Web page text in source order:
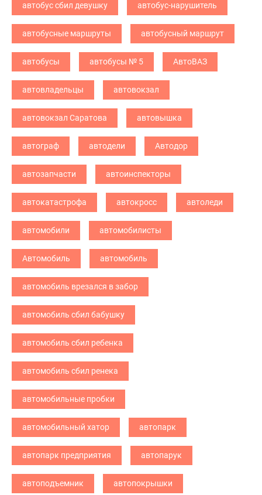
автобус сбил девушку автобус-нарушитель
автобусные маршруты автобусный маршрут
автобусы автобусы № 5 АвтоВАЗ
автовладельцы автовокзал
автовокзал Саратова автовышка
автограф автодели Автодор
автозапчасти автоинспекторы
автокатастрофа автокросс автоледи
автомобили автомобилисты
Автомобиль автомобиль
автомобиль врезался в забор
автомобиль сбил бабушку
автомобиль сбил ребенка
автомобиль сбил ренека
автомобильные пробки
автомобильный хатор автопарк
автопарк предприятия автопарук
автоподъемник автопокрышки